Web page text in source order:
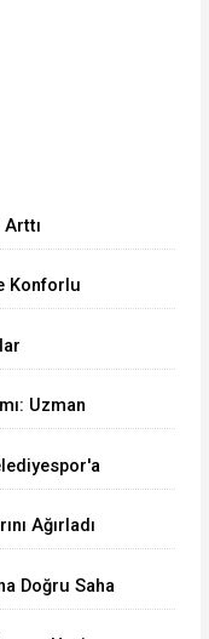
Konforlu
Uzman
Ağırladı
Doğru Saha